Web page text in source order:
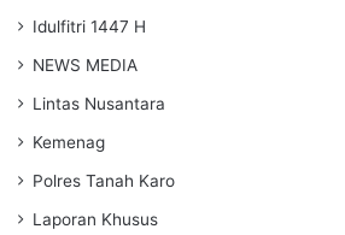
Idulfitri 1447 H
NEWS MEDIA
Lintas Nusantara
Kemenag
Polres Tanah Karo
Laporan Khusus